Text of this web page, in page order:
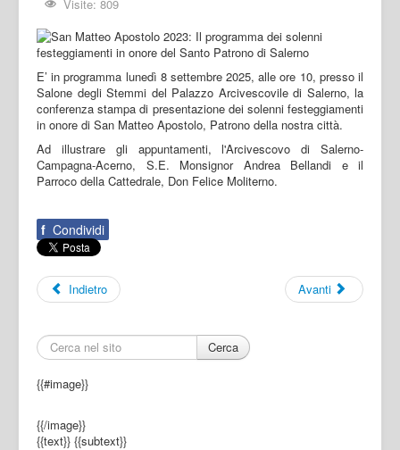
Visite: 809
E’ in programma lunedì 8 settembre 2025, alle ore 10, presso il
Salone degli Stemmi del Palazzo Arcivescovile di Salerno, la
conferenza stampa di presentazione dei solenni festeggiamenti
in onore di San Matteo Apostolo, Patrono della nostra città.
Ad illustrare gli appuntamenti, l'Arcivescovo di Salerno-
Campagna-Acerno, S.E. Monsignor Andrea Bellandi e il
Parroco della Cattedrale, Don Felice Moliterno.
f Condividi
Indietro Avanti
Cerca
{{#image}}
{{/image}}
{{text}} {{subtext}}